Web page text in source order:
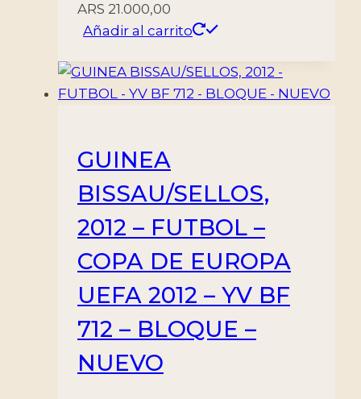
ARS 21.000,00
Añadir al carrito
GUINEA
BISSAU/SELLOS,
2012 – FUTBOL –
COPA DE EUROPA
UEFA 2012 – YV BF
712 – BLOQUE –
NUEVO